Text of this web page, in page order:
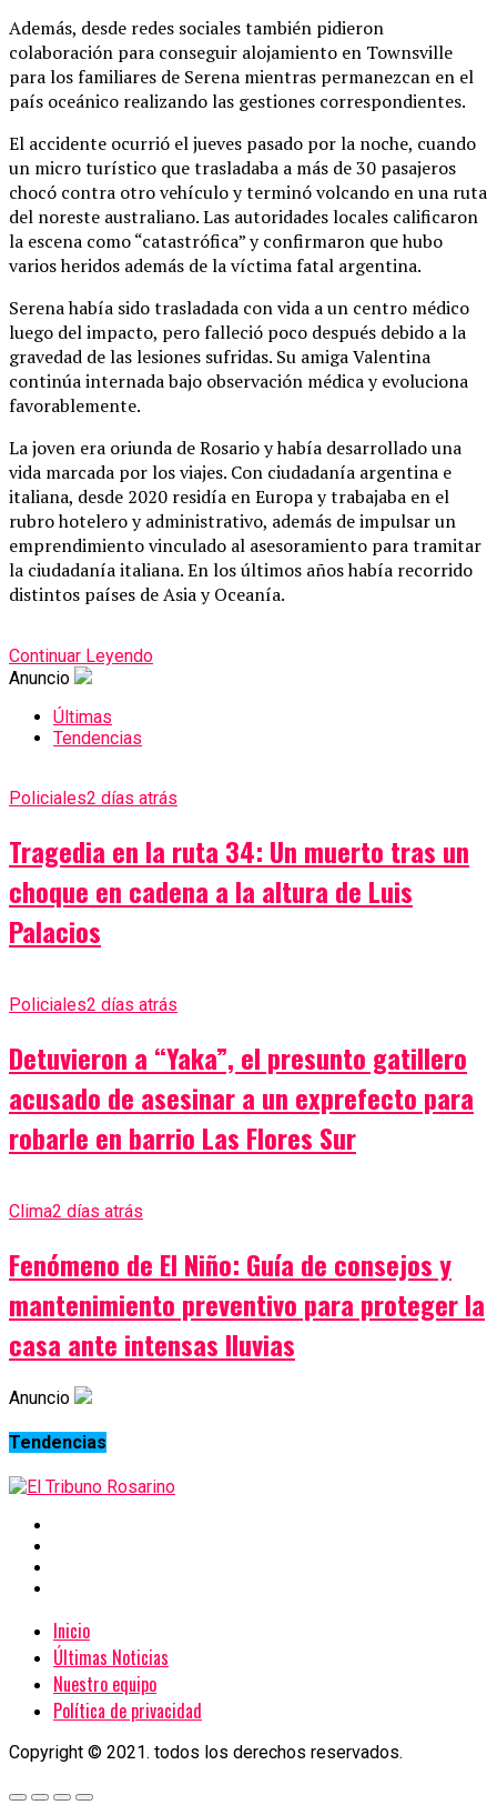
Además, desde redes sociales también pidieron
colaboración para conseguir alojamiento en Townsville
para los familiares de Serena mientras permanezcan en el
país oceánico realizando las gestiones correspondientes.
El accidente ocurrió el jueves pasado por la noche, cuando
un micro turístico que trasladaba a más de 30 pasajeros
chocó contra otro vehículo y terminó volcando en una ruta
del noreste australiano. Las autoridades locales calificaron
la escena como “catastrófica” y confirmaron que hubo
varios heridos además de la víctima fatal argentina.
Serena había sido trasladada con vida a un centro médico
luego del impacto, pero falleció poco después debido a la
gravedad de las lesiones sufridas. Su amiga Valentina
continúa internada bajo observación médica y evoluciona
favorablemente.
La joven era oriunda de Rosario y había desarrollado una
vida marcada por los viajes. Con ciudadanía argentina e
italiana, desde 2020 residía en Europa y trabajaba en el
rubro hotelero y administrativo, además de impulsar un
emprendimiento vinculado al asesoramiento para tramitar
la ciudadanía italiana. En los últimos años había recorrido
distintos países de Asia y Oceanía.
Continuar Leyendo
Anuncio
Últimas
Tendencias
Policiales2 días atrás
Tragedia en la ruta 34: Un muerto tras un
choque en cadena a la altura de Luis
Palacios
Policiales2 días atrás
Detuvieron a “Yaka”, el presunto gatillero
acusado de asesinar a un exprefecto para
robarle en barrio Las Flores Sur
Clima2 días atrás
Fenómeno de El Niño: Guía de consejos y
mantenimiento preventivo para proteger la
casa ante intensas lluvias
Anuncio
Tendencias
Inicio
Últimas Noticias
Nuestro equipo
Política de privacidad
Copyright © 2021. todos los derechos reservados.